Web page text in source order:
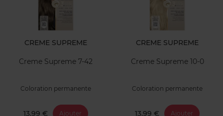
CREME SUPREME
Creme Supreme 7-42
Coloration permanente
13,99 € Ajouter
CREME SUPREME
Creme Supreme 10-0
Coloration permanente
13,99 € Ajouter